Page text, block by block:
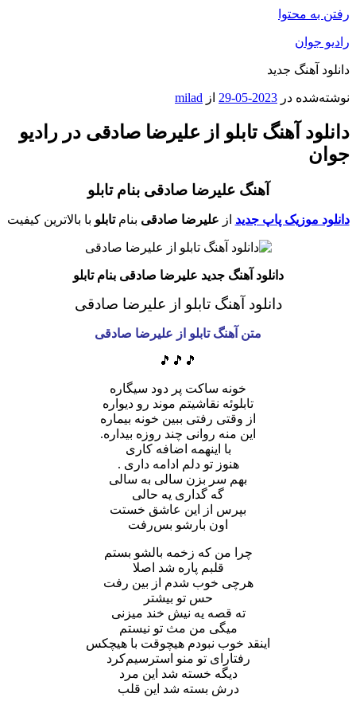
رفتن به محتوا
رادیو جوان
دانلود آهنگ جدید
نوشته‌شده در 2023-05-29 از milad
دانلود آهنگ تابلو از علیرضا صادقی در رادیو
جوان
آهنگ علیرضا صادقی بنام تابلو
دانلود موزیک پاپ جدید از علیرضا صادقی بنامتابلو با بالاترین کیفیت
دانلود آهنگ جدید علیرضا صادقی بنام تابلو
دانلود آهنگ تابلو از علیرضا صادقی
متن آهنگ تابلو از علیرضا صادقی
🎵🎵🎵
خونه ساکت پر‌ دود سیگاره
تابلوئه نقاشیتم موند رو دیواره
از وقتی رفتی ببین خونه بیماره
این منه روانی چند روزه بیداره.
با اینهمه اضافه کاری
هنوز تو دلم ادامه داری .
بهم سر بزن سالی به سالی
گه گداری یه حالی
بپرس از این عاشق خستت
اون بارشو بس‌رفت
چرا من که زخمه بالشو بستم
قلبم پاره شد اصلا
هرچی خوب شدم از بین رفت
حس تو بیشتر
ته قصه یه نیش خند میزنی
میگی من مث تو نیستم
اینقد خوب نبودم هیچوقت با هیچکس
رفتارای تو منو استرسیم‌کرد
دیگه خسته شد این مرد
درش بسته شد این قلب